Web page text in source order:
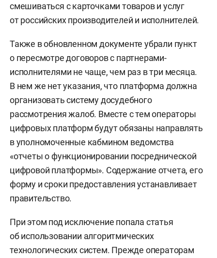
смешиваться с карточками товаров и услуг
от российских производителей и исполнителей.
Также в обновленном документе убрали пункт
о пересмотре договоров с партнерами-
исполнителями не чаще, чем раз в три месяца.
В нем же нет указания, что платформа должна
организовать систему досудебного
рассмотрения жалоб. Вместе с тем операторы
цифровых платформ будут обязаны направлять
в уполномоченные кабмином ведомства
«отчеты о функционировании посреднической
цифровой платформы». Содержание отчета, его
форму и сроки предоставления устанавливает
правительство.
При этом под исключение попала статья
об использовании алгоритмических
технологических систем. Прежде операторам